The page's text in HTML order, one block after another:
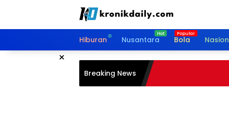
Hiburan Nusantara Bola
×
Breaking News